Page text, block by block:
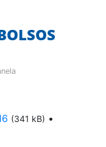
(341 kB) •